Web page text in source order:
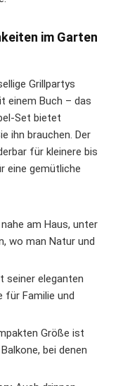
im Garten
Grillpartys
einem Buch – das
Set bietet
ihn brauchen. Der
für kleinere bis
eine gemütliche
am Haus, unter
wo man Natur und
eleganten
für Familie und
Größe ist
bei denen